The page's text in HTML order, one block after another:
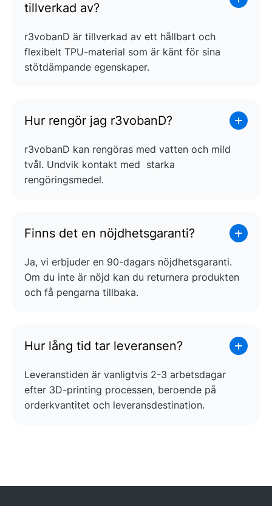
tillverkad av?
r3vobanD är tillverkad av ett hållbart och
flexibelt TPU-material som är känt för sina
stötdämpande egenskaper.
Hur rengör jag r3vobanD?
r3vobanD kan rengöras med vatten och mild
tvål. Undvik kontakt med starka
rengöringsmedel.
Finns det en nöjdhetsgaranti?
Ja, vi erbjuder en 90-dagars nöjdhetsgaranti.
Om du inte är nöjd kan du returnera produkten
och få pengarna tillbaka.
Hur lång tid tar leveransen?
Leveranstiden är vanligtvis 2-3 arbetsdagar
efter 3D-printing processen, beroende på
orderkvantitet och leveransdestination.